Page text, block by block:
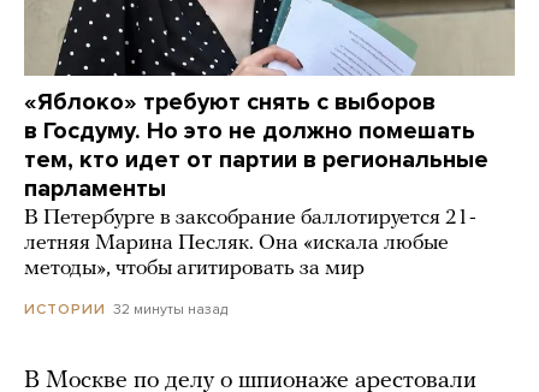
«Яблоко» требуют снять с выборов
в Госдуму. Но это не должно помешать
тем, кто идет от партии в региональные
парламенты
В Петербурге в заксобрание баллотируется 21-
летняя Марина Песляк. Она «искала любые
методы», чтобы агитировать за мир
ИСТОРИИ 32 минуты назад
В Москве по делу о шпионаже арестовали